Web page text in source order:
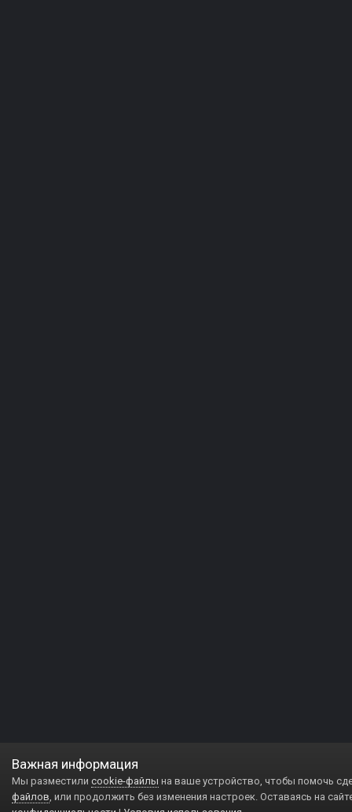
Важная информация
Мы разместили cookie-файлы на ваше устройство, чтобы помочь
файлов, или продолжить без изменения настроек. Оставаясь на